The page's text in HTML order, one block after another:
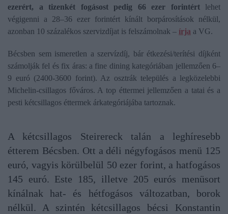
ezerért, a tizenkét fogásost pedig 66 ezer forintértlehet
végigenni a 28–36 ezer forintért kínált borpárosítások nélkül,
azonban 10 százalékos szervizdíjat is felszámolnak – írja a VG.
Bécsben sem ismeretlen a szervízdíj, bár étkezési/terítési díjként
számolják fel és fix áras: a fine dining kategóriában jellemzően 6–
9 euró (2400-3600 forint). Az osztrák település a legközelebbi
Michelin-csillagos főváros. A top éttermei jellemzően a tatai és a
pesti kétcsillagos éttermek árkategóriájába tartoznak.
A kétcsillagos Steirereck talán a leghíresebb
étterem Bécsben. Ott a déli négyfogásos menü 125
euró, vagyis körülbelül 50 ezer forint, a hatfogásos
145 euró. Este 185, illetve 205 eurós menüsort
kínálnak hat- és hétfogásos változatban, borok
nélkül. A szintén kétcsillagos bécsi Konstantin